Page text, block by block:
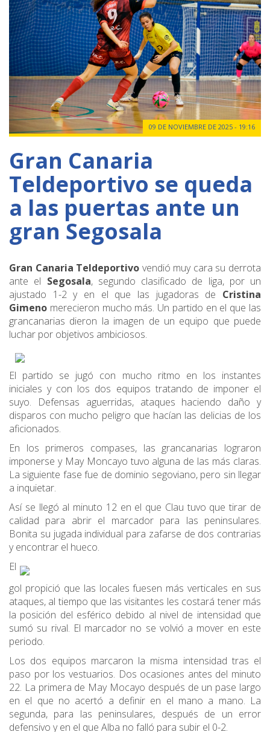
09 DE NOVIEMBRE DE 2025 - 19:16
Gran Canaria
Teldeportivo se queda
a las puertas ante un
gran Segosala
Gran Canaria Teldeportivo vendió muy cara su derrota
ante el Segosala, segundo clasificado de liga, por un
ajustado 1-2 y en el que las jugadoras de Cristina
Gimeno merecieron mucho más. Un partido en el que las
grancanarias dieron la imagen de un equipo que puede
luchar por objetivos ambiciosos.
El partido se jugó con mucho ritmo en los instantes
iniciales y con los dos equipos tratando de imponer el
suyo. Defensas aguerridas, ataques haciendo daño y
disparos con mucho peligro que hacían las delicias de los
aficionados.
En los primeros compases, las grancanarias lograron
imponerse y May Moncayo tuvo alguna de las más claras.
La siguiente fase fue de dominio segoviano, pero sin llegar
a inquietar.
Así se llegó al minuto 12 en el que Clau tuvo que tirar de
calidad para abrir el marcador para las peninsulares.
Bonita su jugada individual para zafarse de dos contrarias
y encontrar el hueco.
El
gol propició que las locales fuesen más verticales en sus
ataques, al tiempo que las visitantes les costará tener más
la posición del esférico debido al nivel de intensidad que
sumó su rival. El marcador no se volvió a mover en este
periodo.
Los dos equipos marcaron la misma intensidad tras el
paso por los vestuarios. Dos ocasiones antes del minuto
22. La primera de May Mocayo después de un pase largo
en el que no acertó a definir en el mano a mano. La
segunda, para las peninsulares, después de un error
defensivo y en el que Alba no falló para subir el 0-2.